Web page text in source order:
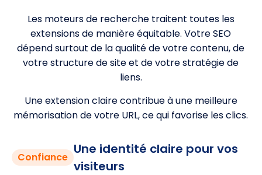
Les moteurs de recherche traitent toutes les
extensions de manière équitable. Votre SEO
dépend surtout de la qualité de votre contenu, de
votre structure de site et de votre stratégie de
liens.
Une extension claire contribue à une meilleure
mémorisation de votre URL, ce qui favorise les clics.
Confiance
Une identité claire pour vos
visiteurs